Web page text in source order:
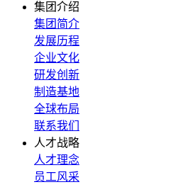
集团介绍
集团简介
发展历程
企业文化
研发创新
制造基地
全球布局
联系我们
人才战略
人才理念
员工风采